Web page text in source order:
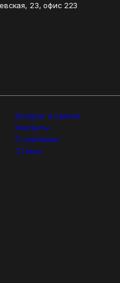
23, офис 223
Возврат и ремонт
Контакты
О компании
Статьи